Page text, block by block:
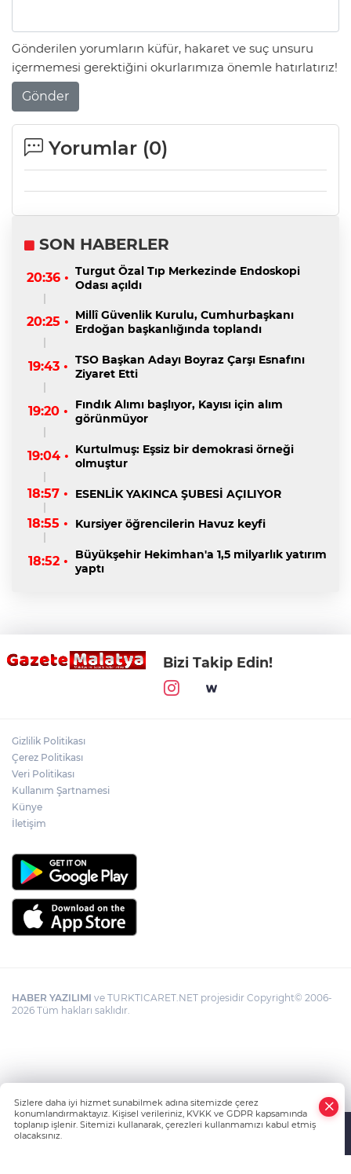
Gönderilen yorumların küfür, hakaret ve suç unsuru
içermemesi gerektiğini okurlarımıza önemle hatırlatırız!
Gönder
Yorumlar (0)
SON HABERLER
20:36 • Turgut Özal Tıp Merkezinde Endoskopi
Odası açıldı
20:25 • Millî Güvenlik Kurulu, Cumhurbaşkanı
Erdoğan başkanlığında toplandı
19:43 • TSO Başkan Adayı Boyraz Çarşı Esnafını
Ziyaret Etti
19:20 •
Fındık Alımı başlıyor, Kayısı için alım
görünmüyor
19:04 • Kurtulmuş: Eşsiz bir demokrasi örneği
olmuştur
18:57 • ESENLİK YAKINCA ŞUBESİ AÇILIYOR
18:55 • Kursiyer öğrencilerin Havuz keyfi
18:52 •
Büyükşehir Hekimhan'a 1,5 milyarlık yatırım
yaptı
Bizi Takip Edin!
Gizlilik Politikası
Çerez Politikası
Veri Politikası
Kullanım Şartnamesi
Künye
İletişim
HABER YAZILIMI ve TURKTICARET.NET projesidir Copyright© 2006-
2026 Tüm hakları saklıdır.
Sizlere daha iyi hizmet sunabilmek adına sitemizde çerez
konumlandırmaktayız. Kişisel verileriniz, KVKK ve GDPR kapsamında
toplanıp işlenir. Sitemizi kullanarak, çerezleri kullanmamızı kabul etmiş
olacaksınız.